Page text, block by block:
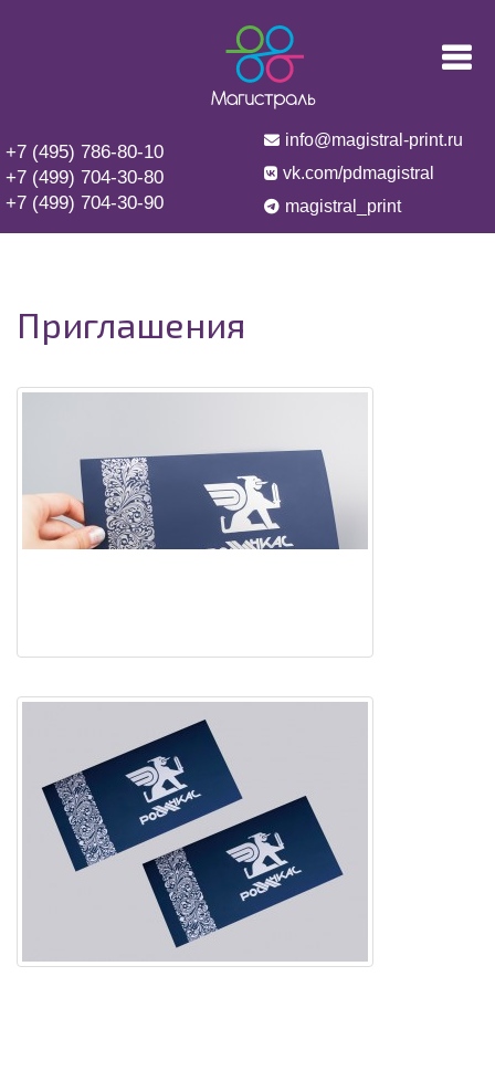
+7 (495) 786-80-10
+7 (499) 704-30-80
+7 (499) 704-30-90
info@magistral-print.ru
vk.com/pdmagistral
magistral_print
Приглашения